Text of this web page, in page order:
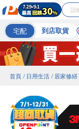
宅配 到店取貨
首頁 / 日用生活 / 居家修繕